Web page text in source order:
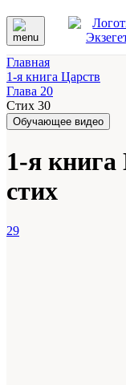
Главная
1-я книга Царств
Глава 20
Стих 30
Обучающее видео
1-я книга
стих
29